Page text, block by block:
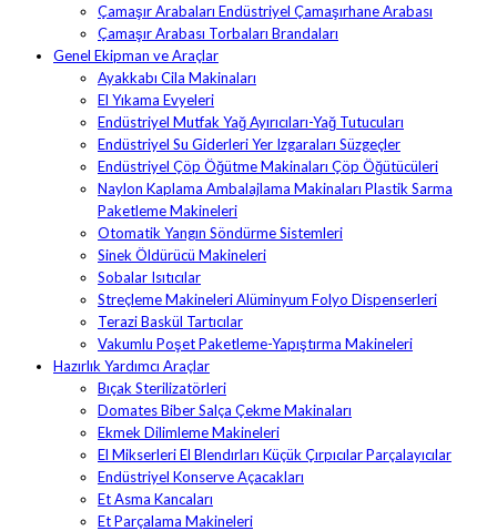
Çamaşır Arabaları Endüstriyel Çamaşırhane Arabası
Çamaşır Arabası Torbaları Brandaları
Genel Ekipman ve Araçlar
Ayakkabı Cila Makinaları
El Yıkama Evyeleri
Endüstriyel Mutfak Yağ Ayırıcıları-Yağ Tutucuları
Endüstriyel Su Giderleri Yer Izgaraları Süzgeçler
Endüstriyel Çöp Öğütme Makinaları Çöp Öğütücüleri
Naylon Kaplama Ambalajlama Makinaları Plastik Sarma
Paketleme Makineleri
Otomatik Yangın Söndürme Sistemleri
Sinek Öldürücü Makineleri
Sobalar Isıtıcılar
Streçleme Makineleri Alüminyum Folyo Dispenserleri
Terazi Baskül Tartıcılar
Vakumlu Poşet Paketleme-Yapıştırma Makineleri
Hazırlık Yardımcı Araçlar
Bıçak Sterilizatörleri
Domates Biber Salça Çekme Makinaları
Ekmek Dilimleme Makineleri
El Mikserleri El Blendırları Küçük Çırpıcılar Parçalayıcılar
Endüstriyel Konserve Açacakları
Et Asma Kancaları
Et Parçalama Makineleri